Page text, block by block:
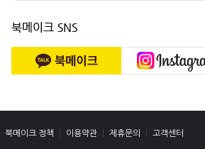
북메이크 정책 이용약관 제휴문의 고객센터